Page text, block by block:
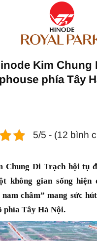
Kim Chung
phía Tây
5/5 - (12 bình
Chung Di Trạch hội tụ
không gian sống hiện
châm” mang sức
phía Tây Hà Nội.